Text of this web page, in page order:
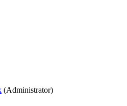
(Administrator)